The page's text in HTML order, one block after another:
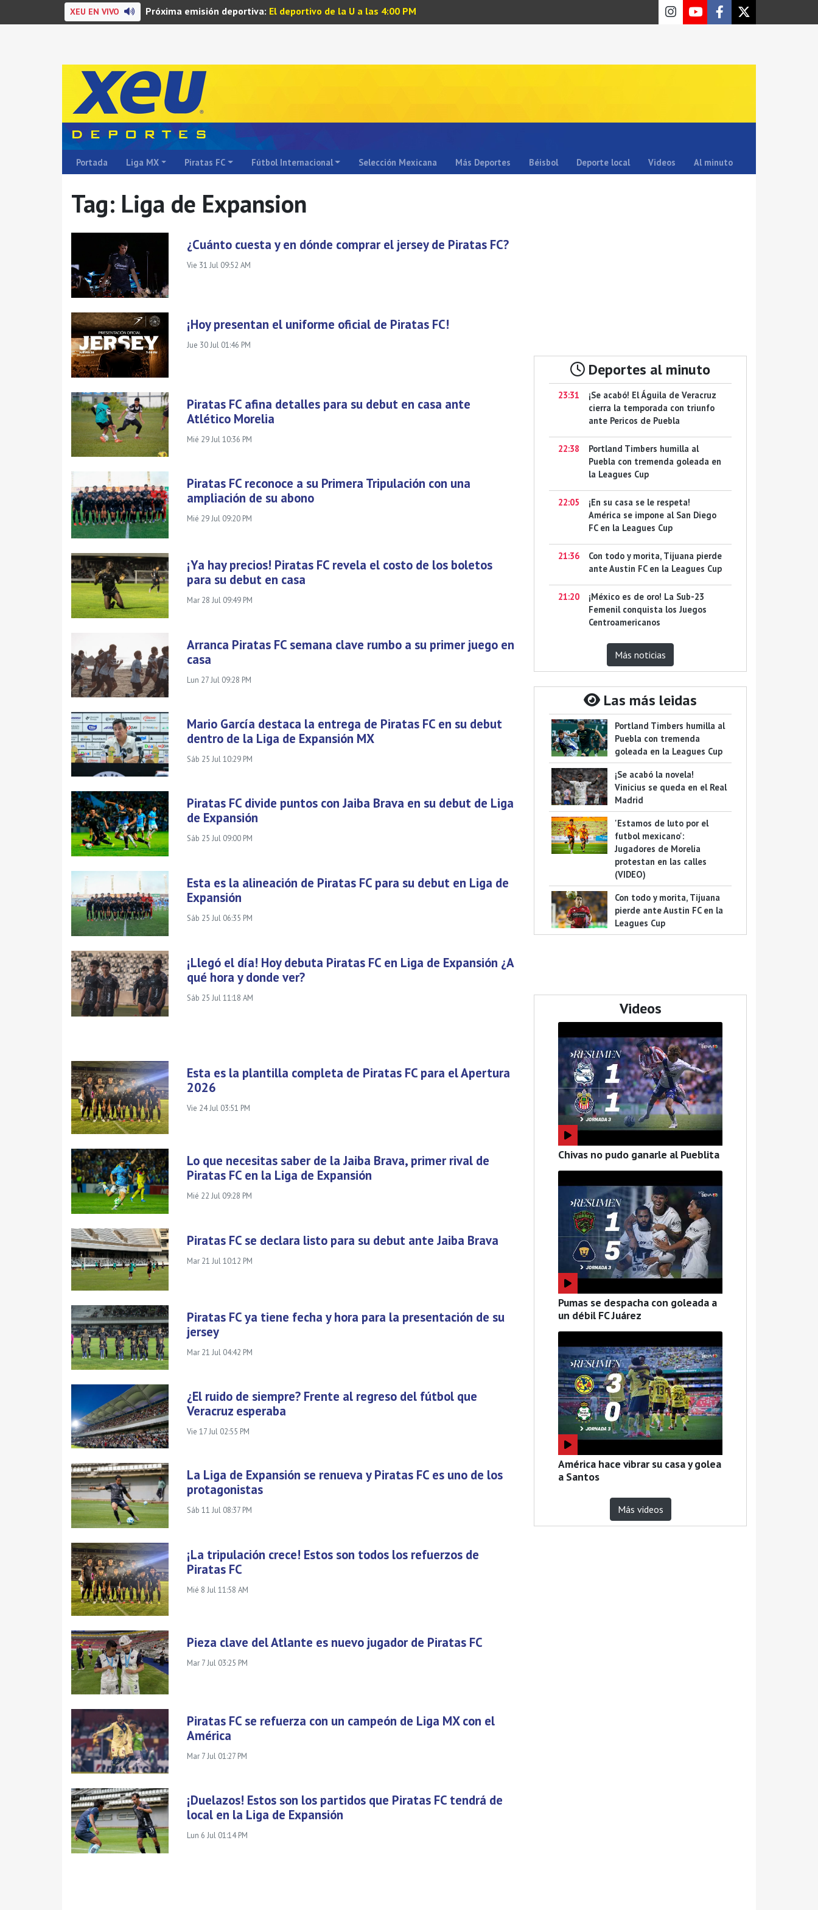
XEU EN VIVO Próxima emisión deportiva: El deportivo de la U a las 4:00 PM
Portada Liga MX Piratas FC Fútbol Internacional Selección Mexicana Más Deportes Béisbol Deporte local Videos Al minuto
Tag: Liga de Expansion
¿Cuánto cuesta y en dónde comprar el jersey de Piratas FC?
Vie 31 Jul 09:52 AM
¡Hoy presentan el uniforme oficial de Piratas FC!
Jue 30 Jul 01:46 PM
Piratas FC afina detalles para su debut en casa ante
Atlético Morelia
Mié 29 Jul 10:36 PM
Piratas FC reconoce a su Primera Tripulación con una
ampliación de su abono
Mié 29 Jul 09:20 PM
¡Ya hay precios! Piratas FC revela el costo de los boletos
para su debut en casa
Mar 28 Jul 09:49 PM
Arranca Piratas FC semana clave rumbo a su primer juego en
casa
Lun 27 Jul 09:28 PM
Mario García destaca la entrega de Piratas FC en su debut
dentro de la Liga de Expansión MX
Sáb 25 Jul 10:29 PM
Piratas FC divide puntos con Jaiba Brava en su debut de Liga
de Expansión
Sáb 25 Jul 09:00 PM
Esta es la alineación de Piratas FC para su debut en Liga de
Expansión
Sáb 25 Jul 06:35 PM
¡Llegó el día! Hoy debuta Piratas FC en Liga de Expansión ¿A
qué hora y donde ver?
Sáb 25 Jul 11:18 AM
Esta es la plantilla completa de Piratas FC para el Apertura
2026
Vie 24 Jul 03:51 PM
Lo que necesitas saber de la Jaiba Brava, primer rival de
Piratas FC en la Liga de Expansión
Mié 22 Jul 09:28 PM
Piratas FC se declara listo para su debut ante Jaiba Brava
Mar 21 Jul 10:12 PM
Piratas FC ya tiene fecha y hora para la presentación de su
jersey
Mar 21 Jul 04:42 PM
¿El ruido de siempre? Frente al regreso del fútbol que
Veracruz esperaba
Vie 17 Jul 02:55 PM
La Liga de Expansión se renueva y Piratas FC es uno de los
protagonistas
Sáb 11 Jul 08:37 PM
¡La tripulación crece! Estos son todos los refuerzos de
Piratas FC
Mié 8 Jul 11:58 AM
Pieza clave del Atlante es nuevo jugador de Piratas FC
Mar 7 Jul 03:25 PM
Piratas FC se refuerza con un campeón de Liga MX con el
América
Mar 7 Jul 01:27 PM
¡Duelazos! Estos son los partidos que Piratas FC tendrá de
local en la Liga de Expansión
Lun 6 Jul 01:14 PM
Deportes al minuto
23:31
¡Se acabó! El Águila de Veracruz
cierra la temporada con triunfo
ante Pericos de Puebla
22:38
Portland Timbers humilla al
Puebla con tremenda goleada en
la Leagues Cup
22:05
¡En su casa se le respeta!
América se impone al San Diego
FC en la Leagues Cup
21:36
Con todo y morita, Tijuana pierde
ante Austin FC en la Leagues Cup
21:20
¡México es de oro! La Sub-23
Femenil conquista los Juegos
Centroamericanos
Más noticias
Las más leidas
Portland Timbers humilla al
Puebla con tremenda
goleada en la Leagues Cup
¡Se acabó la novela!
Vinicius se queda en el Real
Madrid
'Estamos de luto por el
futbol mexicano':
Jugadores de Morelia
protestan en las calles
(VIDEO)
Con todo y morita, Tijuana
pierde ante Austin FC en la
Leagues Cup
Videos
Chivas no pudo ganarle al Pueblita
Pumas se despacha con goleada a
un débil FC Juárez
América hace vibrar su casa y golea
a Santos
Más videos